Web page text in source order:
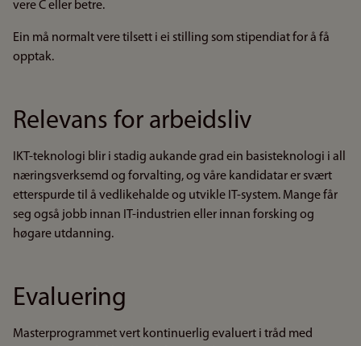
vere C eller betre.
Ein må normalt vere tilsett i ei stilling som stipendiat for å få
opptak.
Relevans for arbeidsliv
IKT-teknologi blir i stadig aukande grad ein basisteknologi i all
næringsverksemd og forvalting, og våre kandidatar er svært
etterspurde til å vedlikehalde og utvikle IT-system. Mange får
seg også jobb innan IT-industrien eller innan forsking og
høgare utdanning.
Evaluering
Masterprogrammet vert kontinuerlig evaluert i tråd med